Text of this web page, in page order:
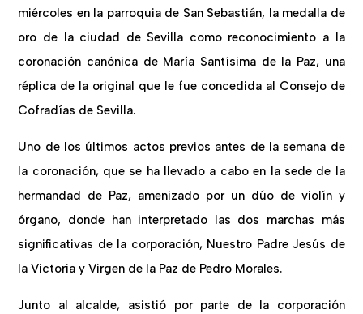
miércoles en la parroquia de San Sebastián, la medalla de
oro de la ciudad de Sevilla como reconocimiento a la
coronación canónica de María Santísima de la Paz, una
réplica de la original que le fue concedida al Consejo de
Cofradías de Sevilla.
Uno de los últimos actos previos antes de la semana de
la coronación, que se ha llevado a cabo en la sede de la
hermandad de Paz, amenizado por un dúo de violín y
órgano, donde han interpretado las dos marchas más
significativas de la corporación, Nuestro Padre Jesús de
la Victoria y Virgen de la Paz de Pedro Morales.
Junto al alcalde, asistió por parte de la corporación